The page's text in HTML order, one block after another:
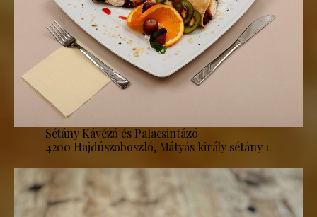
Sétány Kávézó és Palacsintázó
4200 Hajdúszoboszló, Mátyás király sétány 1.